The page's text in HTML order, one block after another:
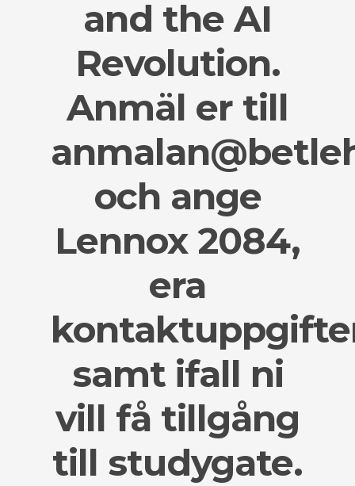
and the AI
Revolution.
Anmäl er till
och ange
Lennox 2084,
era
samt ifall ni
vill få tillgång
till studygate.